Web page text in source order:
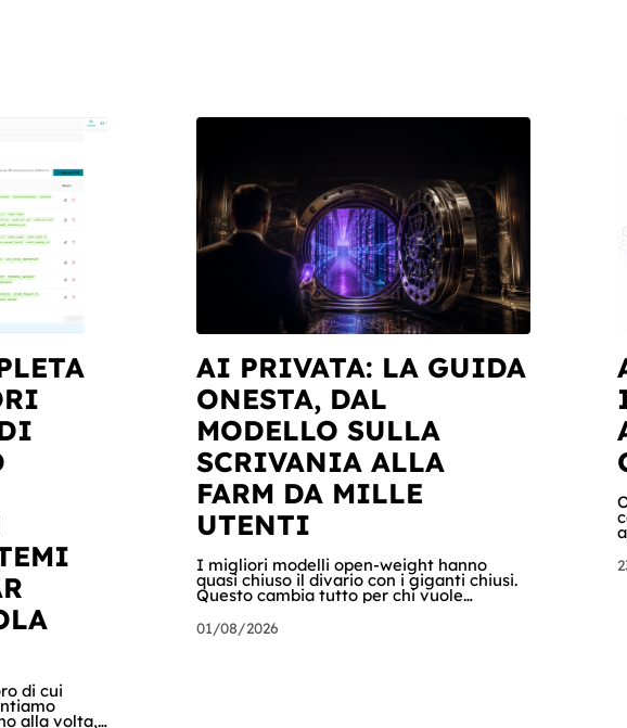
di cui
alla volta,
AI PRIVATA: LA GUIDA
ONESTA, DAL
MODELLO SULLA
SCRIVANIA ALLA
FARM DA MILLE
UTENTI
I migliori modelli open-weight hanno
quasi chiuso il divario con i giganti chiusi.
Questo cambia tutto per chi vuole
un'intelligenza artificiale che pensi dentro
il proprio perimetro: sanità, finanza, PA,
manifattura, chiunque abbia dati che non
01/08/2026